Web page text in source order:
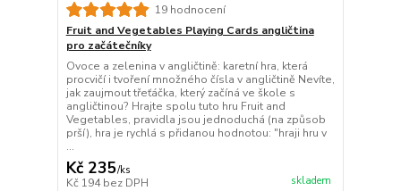
19 hodnocení
Fruit and Vegetables Playing Cards angličtina
pro začátečníky
Ovoce a zelenina v angličtině: karetní hra, která
procvičí i tvoření množného čísla v angličtině Nevíte,
jak zaujmout třeťáčka, který začíná ve škole s
angličtinou? Hrajte spolu tuto hru Fruit and
Vegetables, pravidla jsou jednoduchá (na způsob
prší), hra je rychlá s přidanou hodnotou: "hraji hru v
...
Kč 235/ks
Kč 194bez DPH skladem